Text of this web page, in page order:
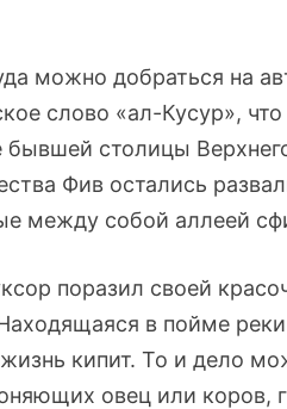
можно добраться на
слово «ал-Кусур»,
столицы
Фив остались
между собой аллеей
поразил своей
в пойме
кипит. То и дело
овец или коров,